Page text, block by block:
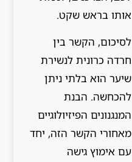
אותו בראש שקט.
לסיכום, הקשר בין
חרדה כרונית לנשירת
שיער הוא בלתי ניתן
להכחשה. הבנת
המנגנונים הפיזיולוגיים
מאחורי הקשר הזה, יחד
עם אימוץ גישה